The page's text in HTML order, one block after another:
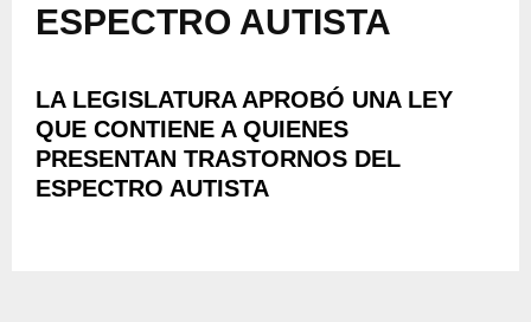
ESPECTRO AUTISTA
LA LEGISLATURA APROBÓ UNA LEY
QUE CONTIENE A QUIENES
PRESENTAN TRASTORNOS DEL
ESPECTRO AUTISTA